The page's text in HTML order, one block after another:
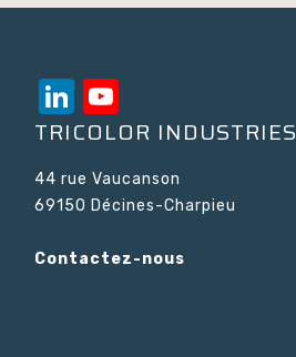
LinkedIn
Channel
TRICOLOR INDUSTRIES
44 rue Vaucanson
69150 Décines-Charpieu
Contactez-nous